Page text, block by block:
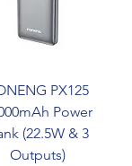
PX125
Power
(22.5W & 3
Outputs)